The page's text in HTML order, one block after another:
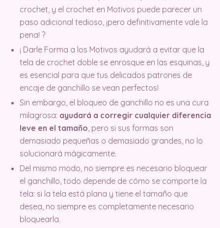
crochet, y el crochet en Motivos puede parecer un
paso adicional tedioso, ¡pero definitivamente vale la
pena! ?
¡ Darle Forma a los Motivos ayudará a evitar que la
tela de crochet doble se enrosque en las esquinas, y
es esencial para que tus delicados patrones de
encaje de ganchillo se vean perfectos!
Sin embargo, el bloqueo de ganchillo no es una cura
milagrosa: ayudará a corregir cualquier diferencia
leve en el tamaño, pero si sus formas son
demasiado pequeñas o demasiado grandes, no lo
solucionará mágicamente.
Del mismo modo, no siempre es necesario bloquear
el ganchillo, todo depende de cómo se comporte la
tela: si la tela está plana y tiene el tamaño que
desea, no siempre es completamente necesario
bloquearla.